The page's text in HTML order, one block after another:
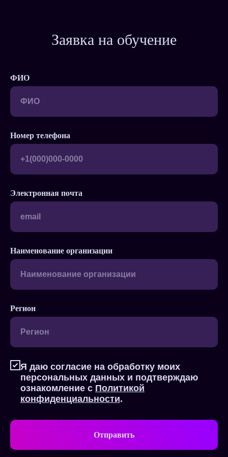
Заявка на обучение
ФИО
Номер телефона
Электронная почта
Наименование организации
Регион
Я даю согласие на обработку моих
персональных данных и подтверждаю
ознакомление с Политикой
конфиденциальности.
Отправить